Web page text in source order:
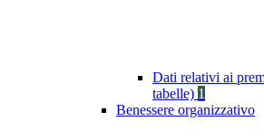
Dati relativi ai
tabelle) 1
Benessere organizzativo